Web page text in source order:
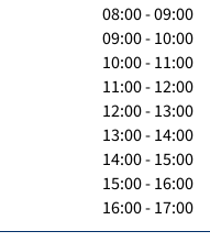
08:00 - 09:00
09:00 - 10:00
10:00 - 11:00
11:00 - 12:00
12:00 - 13:00
13:00 - 14:00
14:00 - 15:00
15:00 - 16:00
16:00 - 17:00